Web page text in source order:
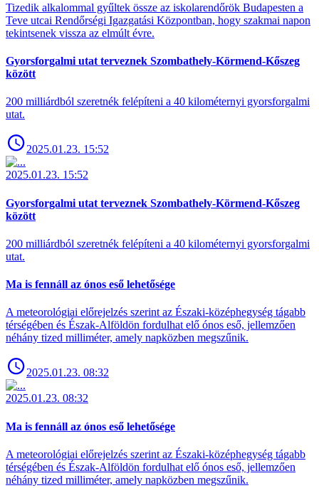
Tizedik alkalommal gyűltek össze az iskolarendőrök Budapesten a
Teve utcai Rendőrségi Igazgatási Központban, hogy szakmai napon
tekintsenek vissza az elmúlt évre.
Gyorsforgalmi utat terveznek Szombathely-Körmend-Kőszeg
között
200 milliárdból szeretnék felépíteni a 40 kilométernyi gyorsforgalmi
utat.
2025.01.23. 15:52
2025.01.23. 15:52
Gyorsforgalmi utat terveznek Szombathely-Körmend-Kőszeg
között
200 milliárdból szeretnék felépíteni a 40 kilométernyi gyorsforgalmi
utat.
Ma is fennáll az ónos eső lehetősége
A meteorológiai előrejelzés szerint az Északi-középhegység tágabb
térségében és Észak-Alföldön fordulhat elő ónos eső, jellemzően
néhány tized milliméter, amely napközben megszűnik.
2025.01.23. 08:32
2025.01.23. 08:32
Ma is fennáll az ónos eső lehetősége
A meteorológiai előrejelzés szerint az Északi-középhegység tágabb
térségében és Észak-Alföldön fordulhat elő ónos eső, jellemzően
néhány tized milliméter, amely napközben megszűnik.